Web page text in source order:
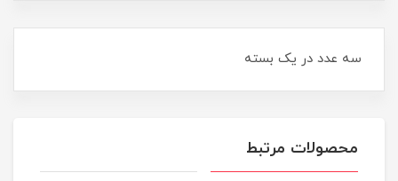
سه عدد در یک بسته
محصولات مرتبط